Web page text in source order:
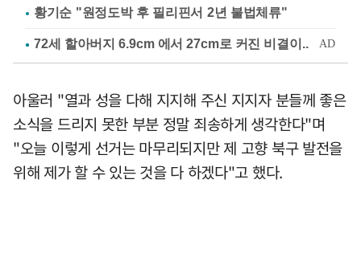
황기순 "원정도박 후 필리핀서 2년 불법체류"
아울러 "열과 성을 다해 지지해 주신 지지자 분들께 좋은
소식을 드리지 못한 부분 정말 죄송하게 생각한다"며
"오늘 이렇게 선거는 마무리되지만 제 고향 북구 발전을
위해 제가 할 수 있는 것을 다 하겠다"고 했다.